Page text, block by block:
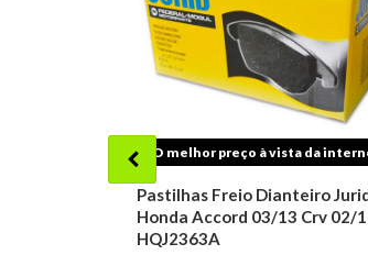
O melhor preço à vista da
Pastilhas Freio Dianteiro
Honda Accord 03/13 Crv 02/
HQJ2363A